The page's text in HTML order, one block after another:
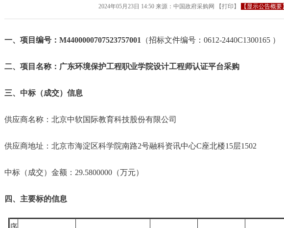
2024年05月23日 14:50来源： 中国政府采购网 【打印 】 【显示公告概要】
一、项目编号：M4400000707523757001 （招标文件编号：0612-2440C1300165 ）
二、项目名称：广东环境保护工程职业学院设计工程师认证平台采购
三、中标（成交）信息
供应商名称：北京中软国际教育科技股份有限公司
供应商地址：北京市海淀区科学院南路2号融科资讯中心C座北楼15层1502
中标（成交）金额：29.5800000（万元）
四、主要标的信息